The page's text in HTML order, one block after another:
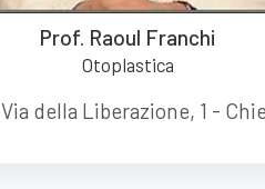
Prof. Raoul Franchi
Otoplastica
Via della Liberazione, 1 -